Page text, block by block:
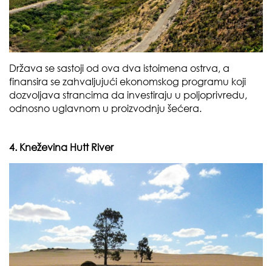
Država se sastoji od ova dva istoimena ostrva, a
finansira se zahvaljujući ekonomskog programu koji
dozvoljava strancima da investiraju u poljoprivredu,
odnosno uglavnom u proizvodnju šećera.
4. Kneževina Hutt River